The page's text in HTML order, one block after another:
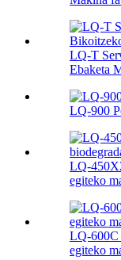
LQ-T
Ebaketa
LQ-900
LQ-
egiteko
LQ-600C
egiteko